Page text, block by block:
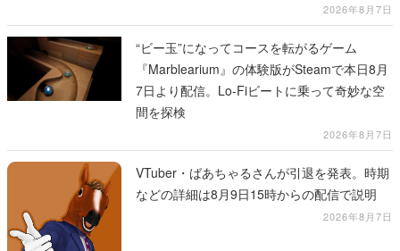
2026年8月7日
“ビー玉”になってコースを転がるゲーム
『Marblearium』の体験版がSteamで本日8月
7日より配信。Lo-Fiビートに乗って奇妙な空
間を探検
2026年8月7日
VTuber・ばあちゃるさんが引退を発表。時期
などの詳細は8月9日15時からの配信で説明
2026年8月7日